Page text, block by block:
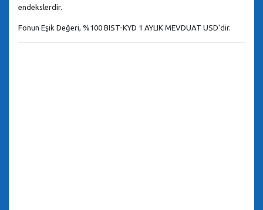
endekslerdir.
Fonun Eşik Değeri, %100 BIST-KYD 1 AYLIK MEVDUAT USD'dir.